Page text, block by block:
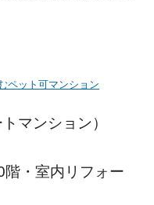
ペット可マンション
マンション）
・室内リフォー